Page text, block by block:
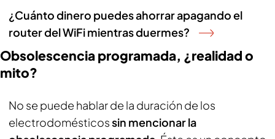
¿Cuánto dinero puedes ahorrar apagando el
router del WiFi mientras duermes?
Obsolescencia programada, ¿realidad o
mito?
No se puede hablar de la duración de los
electrodomésticossin mencionar la